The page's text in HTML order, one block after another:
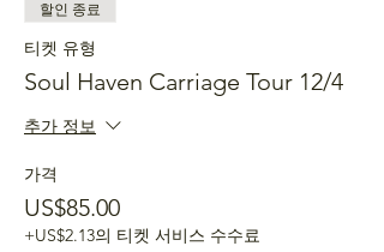
할인 종료
티켓 유형
Soul Haven Carriage Tour 12/4
추가 정보
가격
US$85.00
+US$2.13의 티켓 서비스 수수료